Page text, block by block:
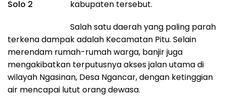
kabupaten tersebut.
Salah satu daerah yang paling parah
terkena dampak adalah Kecamatan Pitu. Selain
merendam rumah-rumah warga, banjir juga
mengakibatkan terputusnya akses jalan utama di
wilayah Ngasinan, Desa Ngancar, dengan ketinggian
air mencapai lutut orang dewasa.